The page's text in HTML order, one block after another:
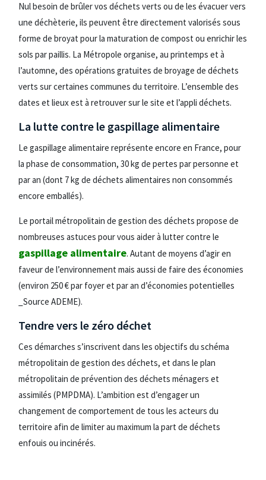
Nul besoin de brûler vos déchets verts ou de les évacuer vers
une déchèterie, ils peuvent être directement valorisés sous
forme de broyat pour la maturation de compost ou enrichir les
sols par paillis. La Métropole organise, au printemps et à
l’automne, des opérations gratuites de broyage de déchets
verts sur certaines communes du territoire. L’ensemble des
dates et lieux est à retrouver sur le site et l’appli déchets.
La lutte contre le gaspillage alimentaire
Le gaspillage alimentaire représente encore en France, pour
la phase de consommation, 30 kg de pertes par personne et
par an (dont 7 kg de déchets alimentaires non consommés
encore emballés).
Le portail métropolitain de gestion des déchets propose de
nombreuses astuces pour vous aider à lutter contre le
gaspillage alimentaire. Autant de moyens d’agir en
faveur de l’environnement mais aussi de faire des économies
(environ 250 € par foyer et par an d’économies potentielles
_Source ADEME).
Tendre vers le zéro déchet
Ces démarches s’inscrivent dans les objectifs du schéma
métropolitain de gestion des déchets, et dans le plan
métropolitain de prévention des déchets ménagers et
assimilés (PMPDMA). L’ambition est d’engager un
changement de comportement de tous les acteurs du
territoire afin de limiter au maximum la part de déchets
enfouis ou incinérés.